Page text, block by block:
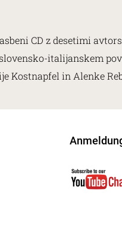
CD z desetimi
italijanskem
Kostnapfel in Alenke